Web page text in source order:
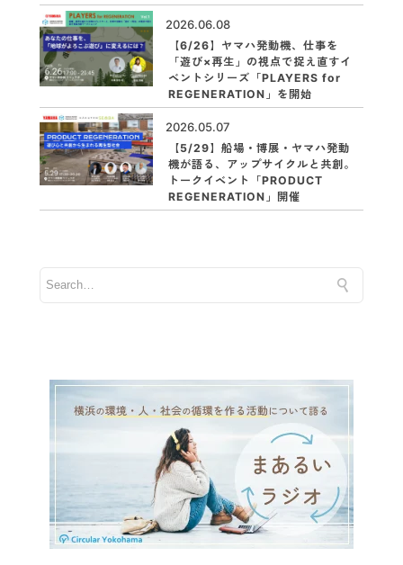
2026.06.08
【6/26】ヤマハ発動機、仕事を
「遊び×再生」の視点で捉え直すイ
ベントシリーズ「PLAYERS for
REGENERATION」を開始
2026.05.07
【5/29】船場・博展・ヤマハ発動
機が語る、アップサイクルと共創。
トークイベント「PRODUCT
REGENERATION」開催